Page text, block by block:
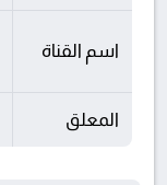
اسم القناة
المعلق